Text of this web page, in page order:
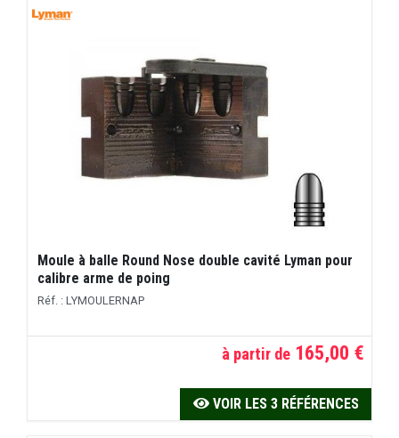
Moule à balle Round Nose double cavité Lyman pour
calibre arme de poing
Réf. : LYMOULERNAP
à partir de 165,00 €
VOIR LES 3 RÉFÉRENCES